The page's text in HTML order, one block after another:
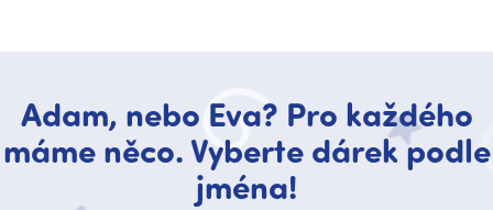
Adam, nebo Eva? Pro každého
máme něco. Vyberte dárek podle
jména!